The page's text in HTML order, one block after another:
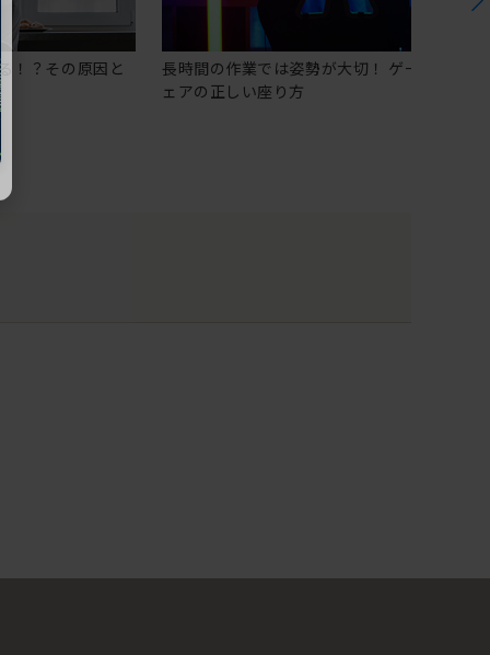
！？その原因と
長時間の作業では姿勢が大切！ ゲーミングチ
ェアの正しい座り方